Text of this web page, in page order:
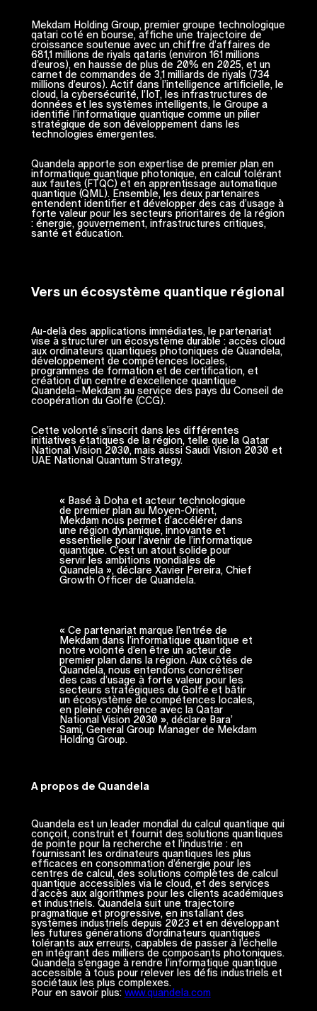
Mekdam Holding Group, premier groupe technologique
qatari coté en bourse, affiche une trajectoire de
croissance soutenue avec un chiffre d’affaires de
681,1 millions de riyals qataris (environ 161 millions
d’euros), en hausse de plus de 20% en 2025, et un
carnet de commandes de 3,1 milliards de riyals (734
millions d’euros). Actif dans l’intelligence artificielle, le
cloud, la cybersécurité, l’IoT, les infrastructures de
données et les systèmes intelligents, le Groupe a
identifié l’informatique quantique comme un pilier
stratégique de son développement dans les
technologies émergentes.
Quandela apporte son expertise de premier plan en
informatique quantique photonique, en calcul tolérant
aux fautes (FTQC) et en apprentissage automatique
quantique (QML). Ensemble, les deux partenaires
entendent identifier et développer des cas d’usage à
forte valeur pour les secteurs prioritaires de la région
: énergie, gouvernement, infrastructures critiques,
santé et éducation.
Vers un écosystème quantique régional
Au-delà des applications immédiates, le partenariat
vise à structurer un écosystème durable : accès cloud
aux ordinateurs quantiques photoniques de Quandela,
développement de compétences locales,
programmes de formation et de certification, et
création d’un centre d’excellence quantique
Quandela–Mekdam au service des pays du Conseil de
coopération du Golfe (CCG).
Cette volonté s’inscrit dans les différentes
initiatives étatiques de la région, telle que la Qatar
National Vision 2030, mais aussi Saudi Vision 2030 et
UAE National Quantum Strategy.
« Basé à Doha et acteur technologique
de premier plan au Moyen-Orient,
Mekdam nous permet d’accélérer dans
une région dynamique, innovante et
essentielle pour l’avenir de l’informatique
quantique. C’est un atout solide pour
servir les ambitions mondiales de
Quandela », déclare Xavier Pereira, Chief
Growth Officer de Quandela.
« Ce partenariat marque l’entrée de
Mekdam dans l’informatique quantique et
notre volonté d’en être un acteur de
premier plan dans la région. Aux côtés de
Quandela, nous entendons concrétiser
des cas d’usage à forte valeur pour les
secteurs stratégiques du Golfe et bâtir
un écosystème de compétences locales,
en pleine cohérence avec la Qatar
National Vision 2030 », déclare Bara’
Sami, General Group Manager de Mekdam
Holding Group.
A propos de Quandela
Quandela est un leader mondial du calcul quantique qui
conçoit, construit et fournit des solutions quantiques
de pointe pour la recherche et l’industrie : en
fournissant les ordinateurs quantiques les plus
efficaces en consommation d’énergie pour les
centres de calcul, des solutions complètes de calcul
quantique accessibles via le cloud, et des services
d’accès aux algorithmes pour les clients académiques
et industriels. Quandela suit une trajectoire
pragmatique et progressive, en installant des
systèmes industriels depuis 2023 et en développant
les futures générations d’ordinateurs quantiques
tolérants aux erreurs, capables de passer à l’échelle
en intégrant des milliers de composants photoniques.
Quandela s’engage à rendre l’informatique quantique
accessible à tous pour relever les défis industriels et
sociétaux les plus complexes.
Pour en savoir plus: www.quandela.com